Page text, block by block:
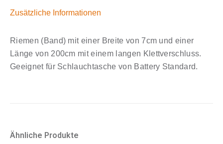
Zusätzliche Informationen
Riemen (Band) mit einer Breite von 7cm und einer
Länge von 200cm mit einem langen Klettverschluss.
Geeignet für Schlauchtasche von Battery Standard.
Ähnliche Produkte